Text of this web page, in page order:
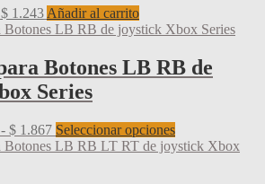
El
precio
$ 2.153.
$ 1.243El
precio
es:
$ 1.243.
Añadir al carrito
Botones LB RB de
Series
- $ 1.867Rango
de
Seleccionar opcionesEste
producto